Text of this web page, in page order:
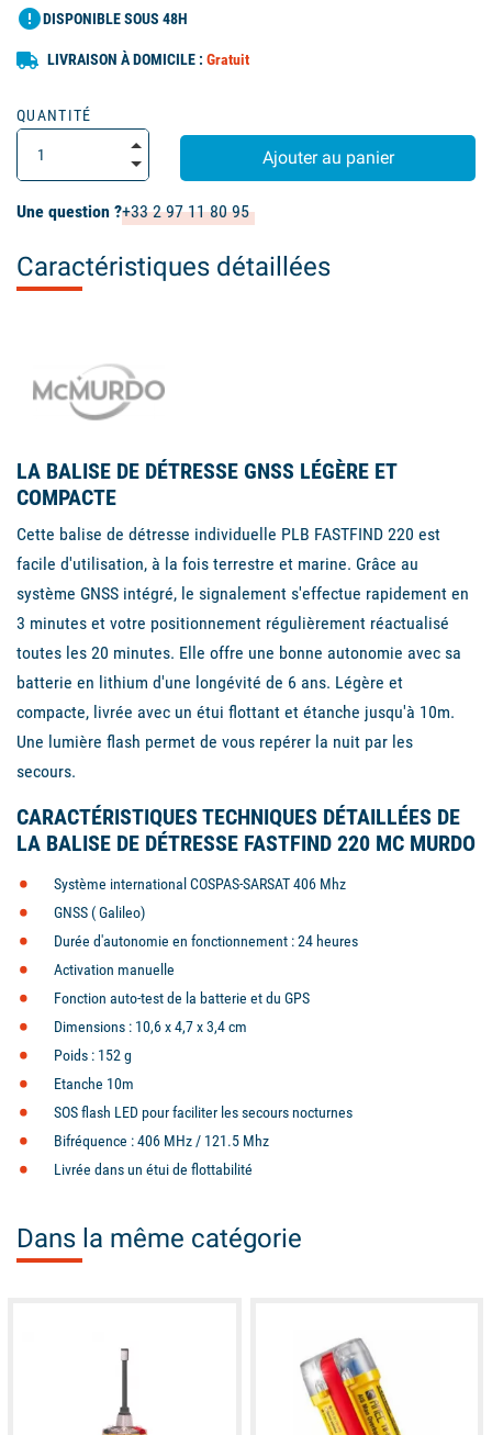
errorDISPONIBLE SOUS 48H
LIVRAISON À DOMICILE : Gratuit
QUANTITÉ
Ajouter au panier
Une question ?+33 2 97 11 80 95
Caractéristiques détaillées
LA BALISE DE DÉTRESSE GNSS LÉGÈRE ET
COMPACTE
Cette balise de détresse individuelle PLB FASTFIND 220 est
facile d'utilisation, à la fois terrestre et marine. Grâce au
système GNSS intégré, le signalement s'effectue rapidement en
3 minutes et votre positionnement régulièrement réactualisé
toutes les 20 minutes. Elle offre une bonne autonomie avec sa
batterie en lithium d'une longévité de 6 ans. Légère et
compacte, livrée avec un étui flottant et étanche jusqu'à 10m.
Une lumière flash permet de vous repérer la nuit par les
secours.
CARACTÉRISTIQUES TECHNIQUES DÉTAILLÉES DE
LA BALISE DE DÉTRESSE FASTFIND 220 MC MURDO
Système international COSPAS-SARSAT 406 Mhz
GNSS ( Galileo)
Durée d'autonomie en fonctionnement : 24 heures
Activation manuelle
Fonction auto-test de la batterie et du GPS
Dimensions : 10,6 x 4,7 x 3,4 cm
Poids : 152 g
Etanche 10m
SOS flash LED pour faciliter les secours nocturnes
Bifréquence : 406 MHz / 121.5 Mhz
Livrée dans un étui de flottabilité
Dans la même catégorie